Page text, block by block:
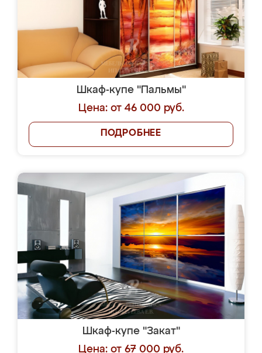
Шкаф-купе "Пальмы"
Цена: от 46 000 руб.
ПОДРОБНЕЕ
Шкаф-купе "Закат"
Цена: от 67 000 руб.